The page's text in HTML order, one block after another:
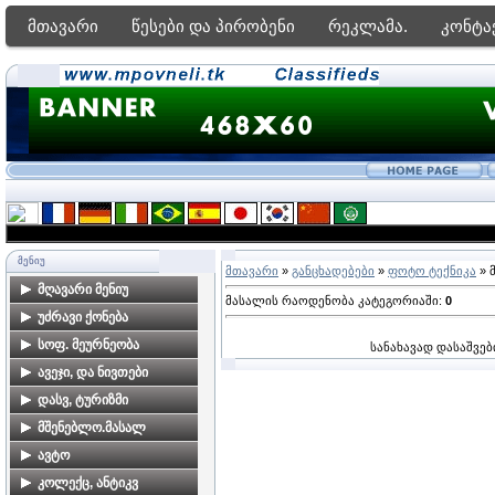
მთავარი წესები და პირობენი რეკლამა.
ᲛᲔᲜᲘᲣ
მღავარი მენიუ
მთავარი გვერდი
ფორუმი
ძებნა საიტზე
უძრავი ქონება
ბინები თბილისში
კარკასები, ახალი
მშენებლობები
კერძო სახლები
თბილისში
მიწის ნაკვეთები
თბილისში
სოფ. მეურნეობა
ალკოჰოლური სასმელები
მზა პროდუქტები
მებაღეობა
მეცხოველეობა
მეფუტკრეობა
ავეჯი, და ნივთები
ავეჯი
დამზადება-რესტავრაცია
საოჯახო ნივთებია
დასვ, ტურიზმი
ბინების გაქირავება
საზღვაო კურორტებზე
ბინების გაქირავება სამთო
კურორტებზე
მშენებლო.მასალ
მშენებლობა,
მომსახურეობა
ავტო
ავტომობილები
კოლექც, ანტიკვ
მთავარი » განცხადებები » ფოტო ტექნიკა »
მასალის რაოდენობა კატეგორიაში: 0
სანახავად